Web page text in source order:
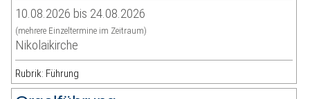
10.08.2026 bis 24.08.2026
(mehrere Einzeltermine im Zeitraum)
Nikolaikirche
Rubrik: Führung